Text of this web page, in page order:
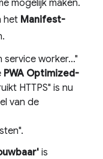
mogelijk maken.
het Manifest-
worker..."
PWA Optimized-
HTTPS" is nu
van de
is